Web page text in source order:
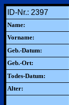
ID-Nr.: 2397
Name:
Vorname:
Geb.-Datum:
Geb.-Ort:
Todes-Datum:
Alter: